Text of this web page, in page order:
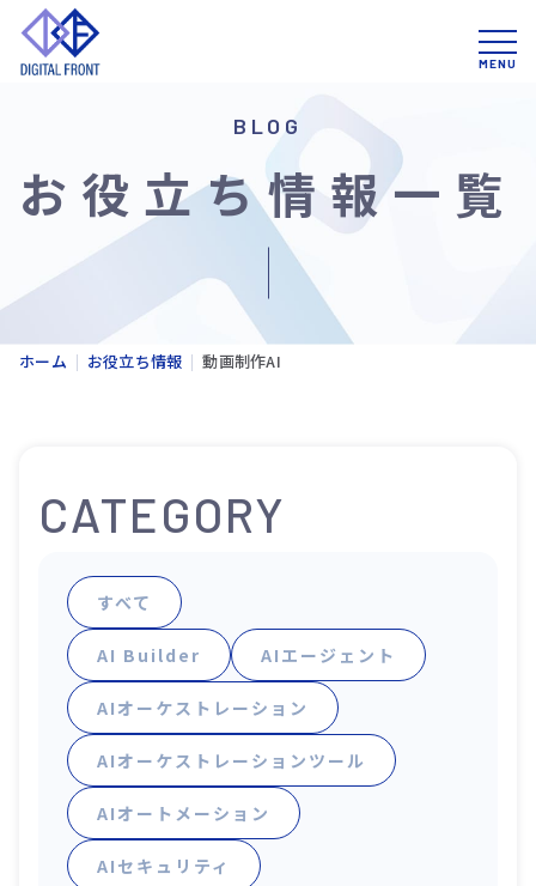
BLOG
お役立ち情報一覧
ホーム お役立ち情報 動画制作AI
CATEGORY
すべて
AI Builder AIエージェント
AIオーケストレーション
AIオーケストレーションツール
AIオートメーション
AIセキュリティ